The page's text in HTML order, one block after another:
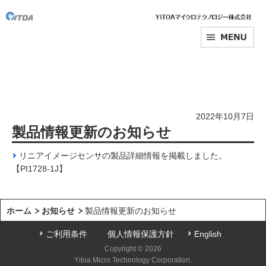
2022年10月7日
製品情報更新のお知らせ
リニアイメージセンサの製品詳細情報を掲載しました。
【PI1728-1J】
ホーム お知らせ 製品情報更新のお知らせ
ご利用条件 個人情報保護方針 English
Copyright © 2026
Yitoa Micro Technology Corporation.